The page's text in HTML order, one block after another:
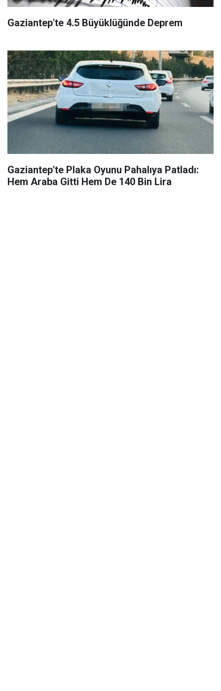
Gaziantep'te 4.5 Büyüklüğünde Deprem
Gaziantep'te Plaka Oyunu Pahalıya Patladı:
Hem Araba Gitti Hem De 140 Bin Lira